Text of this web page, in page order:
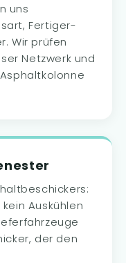
uns
Fertiger-
Wir prüfen
Netzwerk und
Auskühlen
der den